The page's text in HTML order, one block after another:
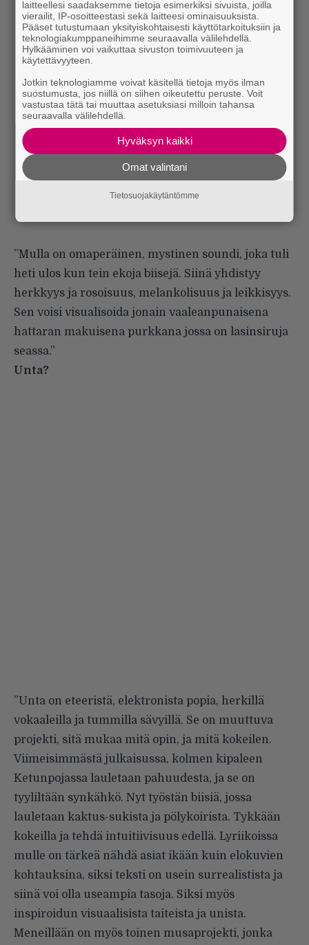
”Mulla on omaperäinen, mystinen soundi, joka tuli
heti ulos kun tein ekoja biisejä. Siinä yhdistyy
herkkyys ja rosoisuus, melankolisuus ja leikkisyys.
Sen voisi visualisoida jonain vaaleanpunaisena
hattaran makuisena purkkana jossa on lasinsiruja
seassa.”
Unta?
”Unta on eteeristä, elektronista popia, herkillä
vokaaleilla ja tummilla sävyillä. Se on muuttuva
projekti, sitä mukaa mitä opin, ja mitä kokeilen.
Viimeisimmästä julkaisussa, kolmen kipaleen
Ketunpojassa lauletaan pahuudesta, ja se on
tyyliltään synkähkö. Nyt työstän biisiä, jossa
lauletaan kaktus-sukista ja pölykoirista. Tykkään
kokeilla ja tehdä intuitiivisuus edellä. Lyriikoissa
mulle on tärkeä nähdä asiat ikään kuin elokuvien
kohtauksina, siksi teksti on usein surrealistista ja
siinä voi olla useampia tasoja. Siksi myös
inspiroidun visuaalisista taiteista ja unista.
Meneillään on myös toinen musaprojekti, jonka
laitteellesi saadaksemme tietoja esimerkiksi sivuista, joilla
vierailit, IP-osoitteestasi sekä laitteesi ominaisuuksista.
Pääset tutustumaan yksityiskohtaisesti käyttötarkoituksiin ja
teknologiakumppaneihimme seuraavalla välilehdellä.
Hylkääminen voi vaikuttaa sivuston toimivuuteen ja
käytettävyyteen.
Jotkin teknologiamme voivat käsitellä tietoja myös ilman
suostumusta, jos niillä on siihen oikeutettu peruste. Voit
vastustaa tätä tai muuttaa asetuksiasi milloin tahansa
seuraavalla välilehdellä.
Hyväksyn kaikki
Omat valintani
Tietosuojakäytäntömme